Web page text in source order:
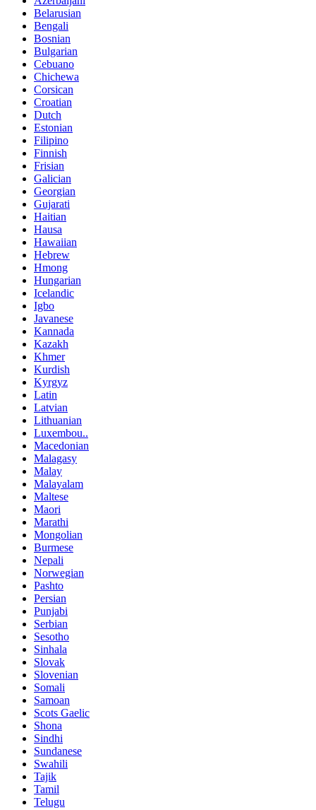
Belarusian
Bengali
Bosnian
Bulgarian
Cebuano
Chichewa
Corsican
Croatian
Dutch
Estonian
Filipino
Finnish
Frisian
Galician
Georgian
Gujarati
Haitian
Hausa
Hawaiian
Hebrew
Hmong
Hungarian
Icelandic
Igbo
Javanese
Kannada
Kazakh
Khmer
Kurdish
Kyrgyz
Latin
Latvian
Lithuanian
Luxembou..
Macedonian
Malagasy
Malay
Malayalam
Maltese
Maori
Marathi
Mongolian
Burmese
Nepali
Norwegian
Pashto
Persian
Punjabi
Serbian
Sesotho
Sinhala
Slovak
Slovenian
Somali
Samoan
Scots Gaelic
Shona
Sindhi
Sundanese
Swahili
Tajik
Tamil
Telugu